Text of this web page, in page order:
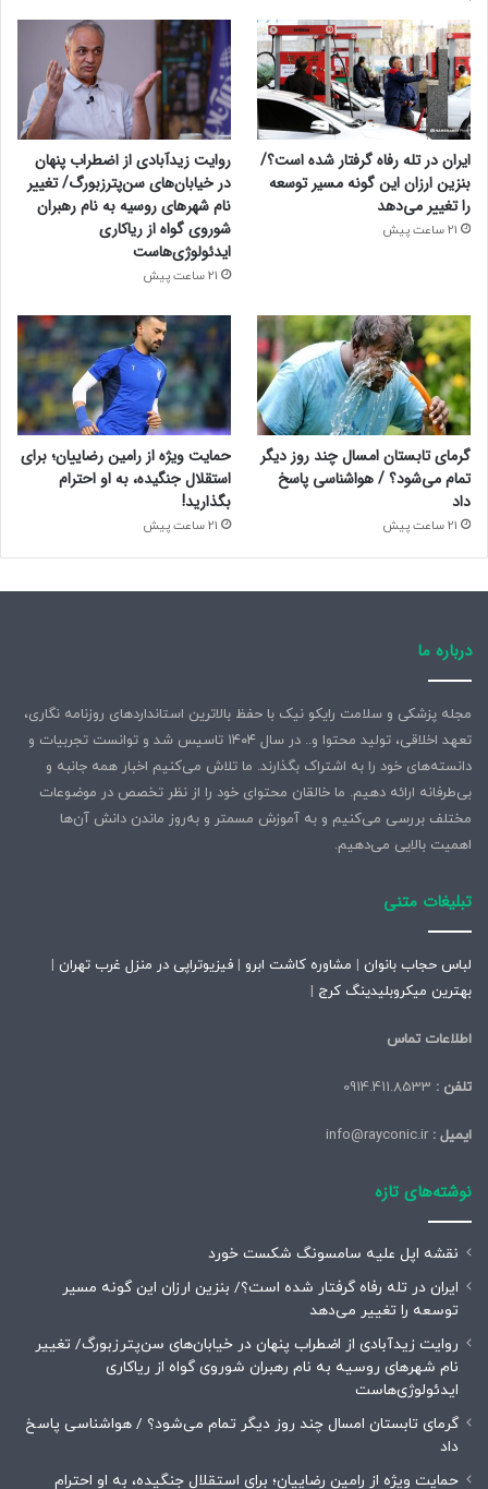
ایران در تله رفاه گرفتار شده است؟/
بنزین ارزان این گونه مسیر توسعه
را تغییر می‌دهد
21 ساعت پیش
روایت زیدآبادی از اضطراب پنهان
در خیابان‌های سن‌پترزبورگ/ تغییر
نام شهرهای روسیه به نام رهبران
شوروی گواه از ریاکاری
ایدئولوژی‌هاست
21 ساعت پیش
گرمای تابستان امسال چند روز دیگر
تمام می‌شود؟ / هواشناسی پاسخ
داد
21 ساعت پیش
حمایت ویژه از رامین رضاییان؛ برای
استقلال جنگیده، به او احترام
بگذارید!
21 ساعت پیش
درباره ما
مجله پزشکی و سلامت رایکو نیک با حفظ بالاترین استانداردهای روزنامه نگاری،
تعهد اخلاقی، تولید محتوا و.. در سال ۱۴۰۴ تاسیس شد و توانست تجربیات و
دانسته‌های خود را به اشتراک بگذارند. ما تلاش می‌کنیم اخبار همه جانبه و
بی‌طرفانه ارائه دهیم. ما خالقان محتوای خود را از نظر تخصص در موضوعات
مختلف بررسی می‌کنیم و به آموزش مسمتر و به‌روز ماندن دانش آن‌ها
اهمیت بالایی می‌دهیم.
تبلیغات متنی
لباس حجاب بانوان | مشاوره کاشت ابرو | فیزیوتراپی در منزل غرب تهران |
بهترین میکروبلیدینگ کرج |
اطلاعات تماس
تلفن :
ایمیل :
نوشته‌های تازه
نقشه اپل علیه سامسونگ شکست خورد
ایران در تله رفاه گرفتار شده است؟/ بنزین ارزان این گونه مسیر
توسعه را تغییر می‌دهد
روایت زیدآبادی از اضطراب پنهان در خیابان‌های سن‌پترزبورگ/ تغییر
نام شهرهای روسیه به نام رهبران شوروی گواه از ریاکاری
ایدئولوژی‌هاست
گرمای تابستان امسال چند روز دیگر تمام می‌شود؟ / هواشناسی پاسخ
داد
حمایت ویژه از رامین رضاییان؛ برای استقلال جنگیده، به او احترام